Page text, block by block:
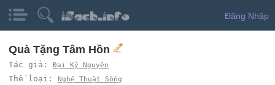
Đăng Nhập
Quà Tặng Tâm Hồn
Tác giả: Đại Kỷ Nguyên
Thể loại: Nghệ Thuật Sống